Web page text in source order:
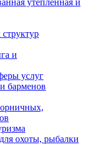
утепленная и
и
услуг
барменов
охоты, рыбалки